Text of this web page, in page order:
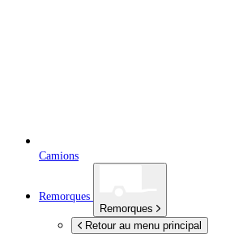
Camions
Remorques
Remorques
Retour au menu principal